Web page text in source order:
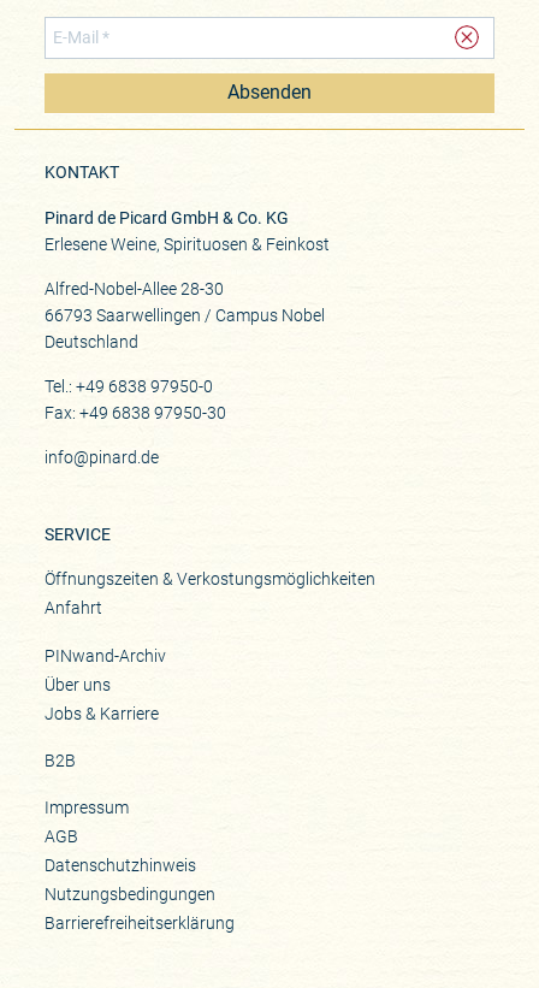
Absenden
KONTAKT
Pinard de Picard GmbH & Co. KG
Erlesene Weine, Spirituosen & Feinkost
Alfred-Nobel-Allee 28-30
66793 Saarwellingen / Campus Nobel
Deutschland
Tel.: +49 6838 97950-0
Fax: +49 6838 97950-30
info@pinard.de
SERVICE
Öffnungszeiten & Verkostungsmöglichkeiten
Anfahrt
PINwand-Archiv
Über uns
Jobs & Karriere
B2B
Impressum
AGB
Datenschutzhinweis
Nutzungsbedingungen
Barrierefreiheitserklärung